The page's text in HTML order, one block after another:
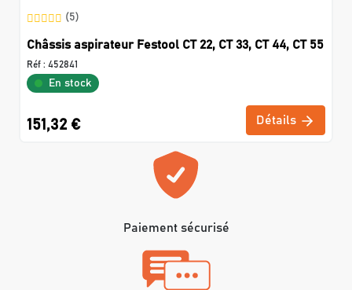
(5)
Châssis aspirateur Festool CT 22, CT 33, CT 44, CT 55
Réf : 452841
En stock
151,32 € Détails
Paiement sécurisé